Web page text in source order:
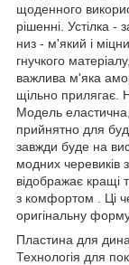
щоденного
рішенні. Устілка -
низ - м'який і
гнучкого
важлива м'яка
щільно прилягає.
Модель
прийнятно для
завжди буде на
модних черевиків
відображає кращі
з комфортом . Ці
оригінальну форму
Пластина для
Технологія для